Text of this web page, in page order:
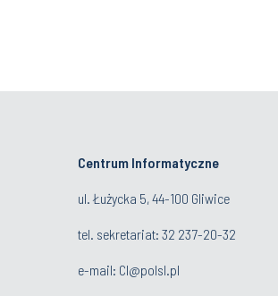
Centrum Informatyczne
ul. Łużycka 5, 44-100 Gliwice
tel. sekretariat: 32 237-20-32
e-mail: CI@polsl.pl